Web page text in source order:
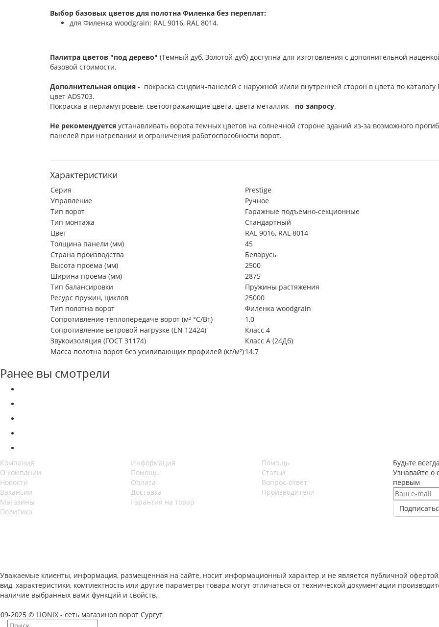
Выбор базовых цветов для полотна Филенка без переплат:
для Филенка woodgrain: RAL 9016, RAL 8014.
Палитра цветов "под дерево" (Темный дуб, Золотой дуб) доступна для изготовления с дополнительной
базовой стоимости.
Дополнительная опция - покраска сэндвич-панелей с наружной и/или внутренней сторон в цвета по каталогу
цвет ADS703.
Покраска в перламутровые, светоотражающие цвета, цвета металлик - по запросу.
Не рекомендуется устанавливать ворота темных цветов на солнечной стороне зданий из-за возможного
панелей при нагревании и ограничения работоспособности ворот.
Характеристики
Серия
Prestige
Управление
Ручное
Тип ворот
Гаражные подъемно-секционные
Тип монтажа
Стандартный
Цвет
RAL 9016, RAL 8014
Толщина панели (мм)
45
Страна производства
Беларусь
Высота проема (мм)
2500
Ширина проема (мм)
2875
Тип балансировки
Пружины растяжения
Ресурс пружин, циклов
25000
Тип полотна ворот
Филенка woodgrain
Сопротивление теплопередаче ворот (м² °С/Вт)
1,0
Сопротивление ветровой нагрузке (EN 12424)
Класс 4
Звукоизоляция (ГОСТ 31174)
Класс А (24Дб)
Масса полотна ворот без усиливающих профилей (кг/м²)14.7
Ранее вы смотрели
Компания
О компании
Новости
Вакансии
Магазины
Политика
Информация
Помощь
Оплата
Доставка
Гарантия на товар
Помощь
Статьи
Вопрос-ответ
Производители
Будьте
Узнавайте о
первым
Уважаемые клиенты, информация, размещенная на сайте, носит информационный характер и не является публичной
вид, характеристики, комплектность или другие параметры товара могут отличаться от технической документации
наличие выбранных вами функций и свойств.
2025 © LIONIX - сеть магазинов ворот Сургут